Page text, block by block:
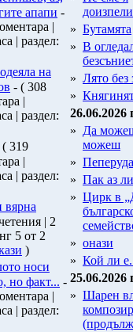
апапи -
|
| раздел:
на
- ( 308
|
| раздел:
( 319
|
| раздел:
вярна
| 2
5 от 2
)
носи
но факт... -
|
| раздел:
» Бутамята
» В
» Лято без
»
26.06.2026
» Да
можеш
» Пеперуда
» Пак аз
» Цирк в
» онази
» Кой ли
25.06.2026
» Шарен